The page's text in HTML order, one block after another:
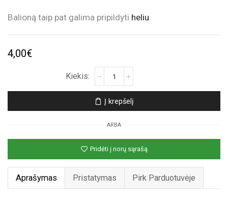
Balioną taip pat galima pripildyti heliu.
4,00€
Baltas
folinis
balionas
„Happy
Birthday“
Į krepšelį
ARBA
Pridėti į norų sąrašą
Aprašymas Pristatymas Pirk Parduotuvėje